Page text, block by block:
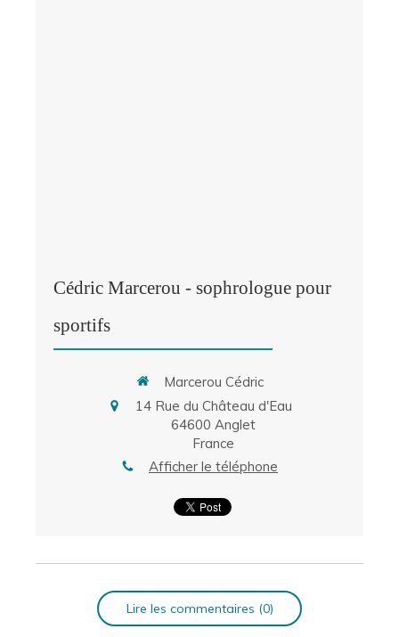
Cédric Marcerou - sophrologue pour
sportifs
Marcerou Cédric
14 Rue du Château d'Eau
64600 Anglet
France
Afficher le téléphone
Lire les commentaires (0)